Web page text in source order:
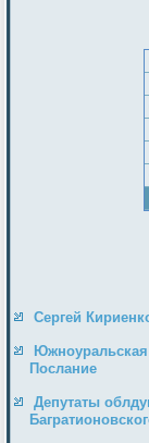
Сергей
Южноуральская
Послание
Депутаты